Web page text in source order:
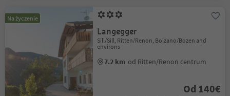
Na życzenie
Langegger
Sill/Sill, Ritten/Renon, Bolzano/Bozen and
environs
7.2 km od Ritten/Renon centrum
Od 140€